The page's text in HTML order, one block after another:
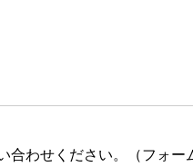
わせください。（フォー